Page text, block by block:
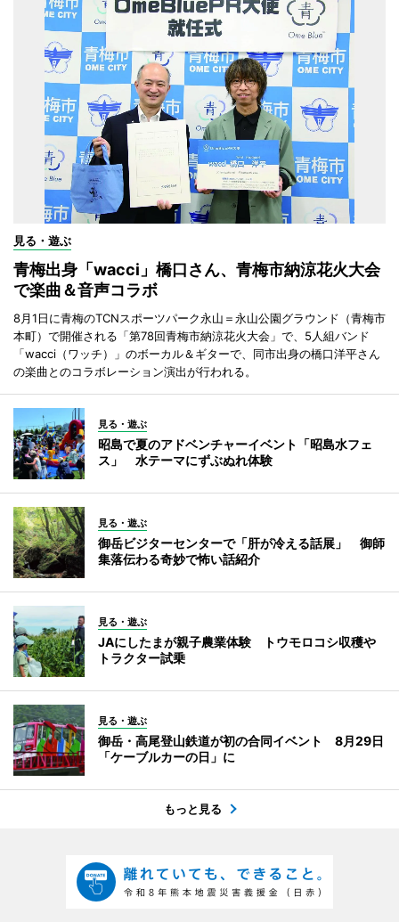
見る・遊ぶ
青梅出身「wacci」橋口さん、青梅市納涼花火大会
で楽曲＆音声コラボ
8月1日に青梅のTCNスポーツパーク永山＝永山公園グラウンド（青梅市
本町）で開催される「第78回青梅市納涼花火大会」で、5人組バンド
「wacci（ワッチ）」のボーカル＆ギターで、同市出身の橋口洋平さん
の楽曲とのコラボレーション演出が行われる。
見る・遊ぶ
昭島で夏のアドベンチャーイベント「昭島水フェ
ス」 水テーマにずぶぬれ体験
見る・遊ぶ
御岳ビジターセンターで「肝が冷える話展」 御師
集落伝わる奇妙で怖い話紹介
見る・遊ぶ
JAにしたまが親子農業体験 トウモロコシ収穫や
トラクター試乗
見る・遊ぶ
御岳・高尾登山鉄道が初の合同イベント 8月29日
「ケーブルカーの日」に
もっと見る